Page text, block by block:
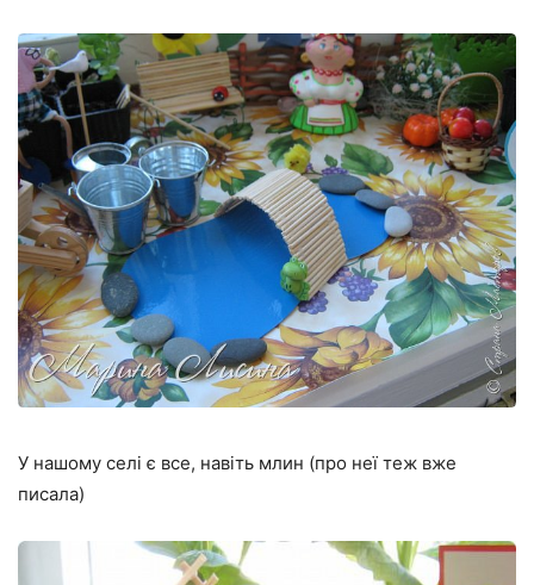
У нашому селі є все, навіть млин (про неї теж вже
писала)